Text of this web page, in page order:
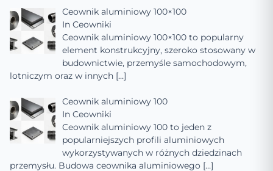
Ceownik aluminiowy 100×100
In Ceowniki
Ceownik aluminiowy 100×100 to popularny
element konstrukcyjny, szeroko stosowany w
budownictwie, przemyśle samochodowym,
lotniczym oraz w innych […]
Ceownik aluminiowy 100
In Ceowniki
Ceownik aluminiowy 100 to jeden z
popularniejszych profili aluminiowych
wykorzystywanych w różnych dziedzinach
przemysłu. Budowa ceownika aluminiowego […]